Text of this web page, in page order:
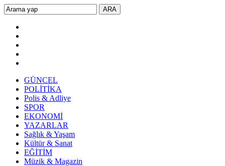
GÜNCEL
POLİTİKA
Polis & Adliye
SPOR
EKONOMİ
YAZARLAR
Sağlık & Yaşam
Kültür & Sanat
EĞİTİM
Müzik & Magazin